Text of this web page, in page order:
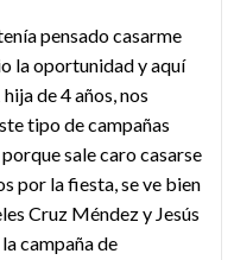
pensado casarme
la oportunidad y aquí
de 4 años, nos
tipo de campañas
sale caro casarse
por la fiesta, se ve bien
Cruz Méndez y Jesús
campaña de